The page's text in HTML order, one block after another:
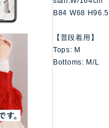
B84 W68 H96.5
【普段着用】
Tops: M
Bottoms: M/L